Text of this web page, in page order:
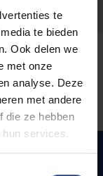
te
te bieden
Ook delen we
met onze
analyse. Deze
met andere
die ze hebben
services.